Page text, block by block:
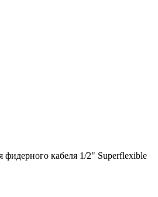
кабеля 1/2" Superflexible